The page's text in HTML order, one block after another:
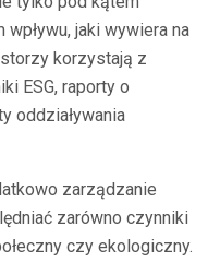
jaki wywiera na
korzystają z
ESG, raporty o
oddziaływania
zarządzanie
zarówno czynniki
czy ekologiczny.